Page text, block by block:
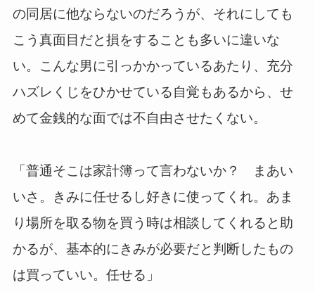
の同居に他ならないのだろうが、それにしても
こう真面目だと損をすることも多いに違いな
い。こんな男に引っかかっているあたり、充分
ハズレくじをひかせている自覚もあるから、せ
めて金銭的な面では不自由させたくない。
「普通そこは家計簿って言わないか？ まあい
いさ。きみに任せるし好きに使ってくれ。あま
り場所を取る物を買う時は相談してくれると助
かるが、基本的にきみが必要だと判断したもの
は買っていい。任せる」